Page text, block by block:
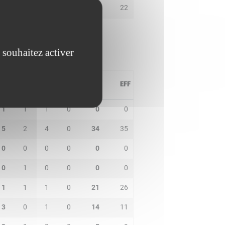
22
EFF
1 1 1 0 0 0
5 2 4 0 34 35
0 0 0 0 0 0
0 1 0 0 0 0
1 1 1 0 21 26
3 0 1 0 14 11
activer